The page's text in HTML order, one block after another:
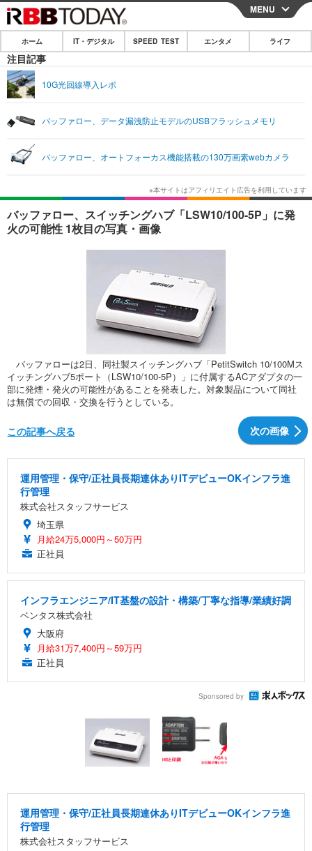
CLOSE
ホーム
IT・デジタル
ショッピング その他
エンタメTOP 映画・ドラマ
韓国・芸能
音楽 スポーツ
ライフ
ライフTOP グルメ
ペット ショッピング
その他
リリース一覧
プッシュ通知の停止方法
MENU
ホーム IT・デジタル SPEED TEST エンタメ ライフ
注目記事
10G光回線導入レポ
バッファロー、データ漏洩防止モデルのUSBフラッシュメモリ
バッファロー、オートフォーカス機能搭載の130万画素webカメラ
バッファロー、スイッチングハブ「LSW10/100-5P」に発
火の可能性 1枚目の写真・画像
バッファローは2日、同社製スイッチングハブ「PetitSwitch 10/100Mス
イッチングハブ5ポート（LSW10/100-5P）」に付属するACアダプタの一
部に発煙・発火の可能性があることを発表した。対象製品について同社
は無償での回収・交換を行うとしている。
次の画像
この記事へ戻る
運用管理・保守/正社員長期連休ありITデビューOKインフラ進
行管理
株式会社スタッフサービス
埼玉県
月給24万5,000円～50万円
正社員
インフラエンジニア/IT基盤の設計・構築/丁寧な指導/業績好調
ベンタス株式会社
大阪府
月給31万7,400円～59万円
正社員
Sponsored by
運用管理・保守/正社員長期連休ありITデビューOKインフラ進
行管理
株式会社スタッフサービス